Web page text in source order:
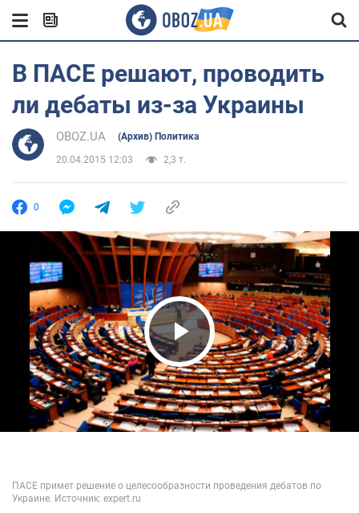
В ПАСЕ решают, проводить
ли дебаты из-за Украины
OBOZ.UA (Архив) Политика
20.04.2015 12:03 2,3 т.
0
Play Video